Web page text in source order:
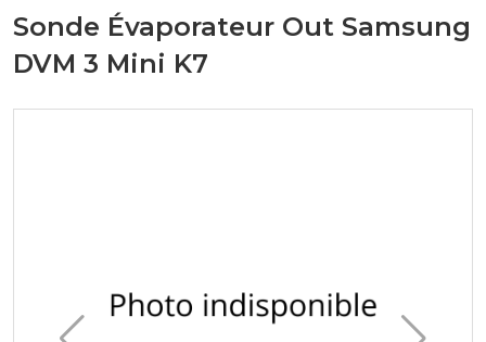
Sonde Évaporateur Out Samsung
DVM 3 Mini K7